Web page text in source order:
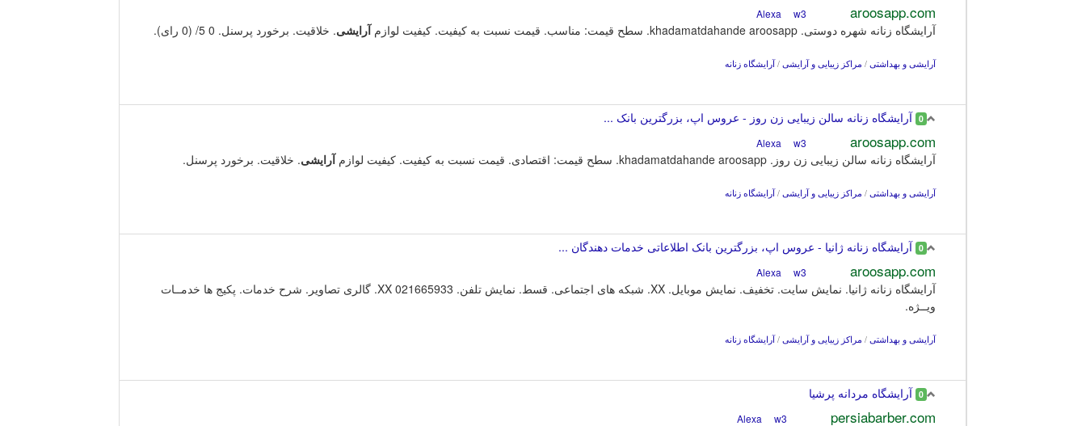
aroosapp.com
w3
آرایشگاه زنانه شهره دوستی. khadamatdahande aroosapp. سطح قیمت: مناسب. قیمت نسبت به کیفیت. کیفیت لوازم آرایشی. خلاقیت. برخورد پرسنل. 0 5/ (0 رای).
آرایشی و بهداشتی / مراکز زیبایی و آرایشی /آرایشگاه زنانه
0 آرایشگاه زنانه سالن زیبایی زن روز - عروس اپ، بزرگترین بانک ...
aroosapp.com
w3
آرایشگاه زنانه سالن زیبایی زن روز. khadamatdahande aroosapp. سطح قیمت: اقتصادی. قیمت نسبت به کیفیت. کیفیت لوازم آرایشی. خلاقیت. برخورد پرسنل.
آرایشی و بهداشتی / مراکز زیبایی و آرایشی /آرایشگاه زنانه
0 آرایشگاه زنانه ژانیا - عروس اپ، بزرگترین بانک اطلاعاتی خدمات دهندگان ...
aroosapp.com
w3
آرایشگاه زنانه ژانیا. نمایش سایت. تخفیف. نمایش موبایل. XX. شبکه های اجتماعی. قسط. نمایش تلفن. XX 021665933. گالری تصاویر. شرح خدمات. پکیج ها خدمــات
ویــژه.
آرایشی و بهداشتی / مراکز زیبایی و آرایشی /آرایشگاه زنانه
0 آرایشگاه مردانه پرشیا
persiabarber.com
w3